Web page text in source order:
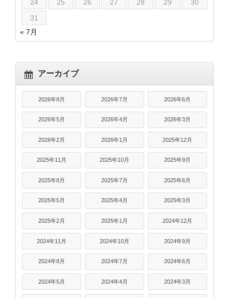
24
25 26 27 28 29
30
31
« 7月
アーカイブ
2026年8月 2026年7月 2026年6月
2026年5月 2026年4月 2026年3月
2026年2月 2026年1月 2025年12月
2025年11月 2025年10月 2025年9月
2025年8月 2025年7月 2025年6月
2025年5月 2025年4月 2025年3月
2025年2月 2025年1月 2024年12月
2024年11月 2024年10月 2024年9月
2024年8月 2024年7月 2024年6月
2024年5月 2024年4月 2024年3月